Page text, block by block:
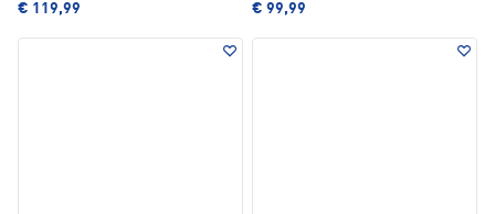
€ 119,99 € 99,99